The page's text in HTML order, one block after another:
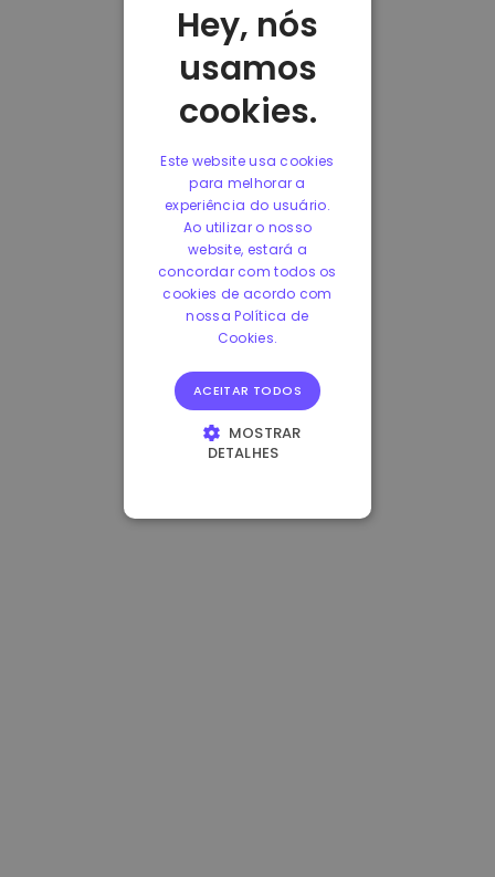
Hey, nós
usamos
cookies.
Este website usa cookies
para melhorar a
experiência do usuário.
Ao utilizar o nosso
website, estará a
concordar com todos os
cookies de acordo com
nossa Política de
Cookies.
ACEITAR TODOS
MOSTRAR
DETALHES